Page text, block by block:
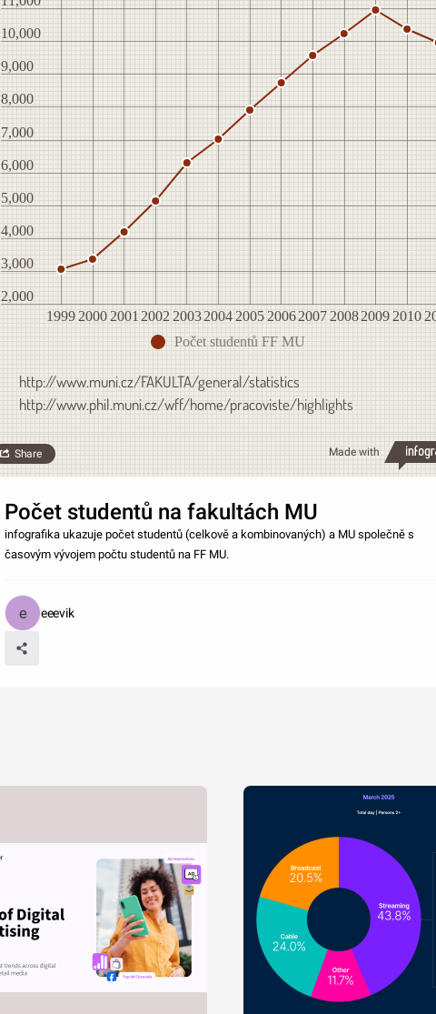
2,000
3,000
4,000
5,000
6,000
7,000
8,000
9,000
10,000
1999 2000 2001 2002 20032004 2005 20062007 20082009 2010
Počet studentů FF MU
http://www.muni.cz/FAKULTA/general/statistics
http://www.phil.muni.cz/wff/home/pracoviste/highlights
Made with
Share
Počet studentů na fakultách MU
infografika ukazuje počet studentů (celkově a kombinovaných) a MU společně s
časovým vývojem počtu studentů na FF MU.
eeevik